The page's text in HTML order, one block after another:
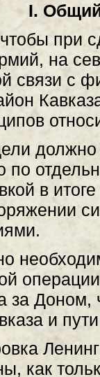
I.
при
на
связи с
по
в
за
и
как